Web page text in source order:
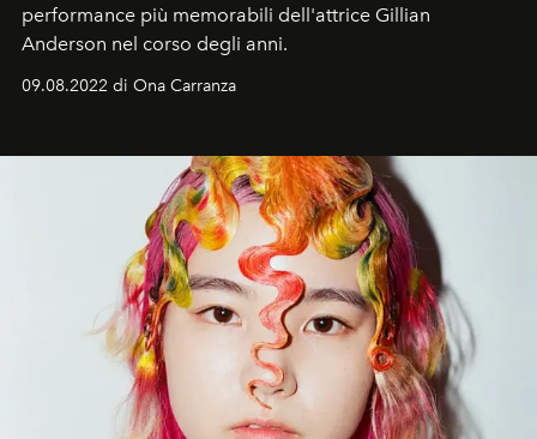
performance più memorabili dell'attrice Gillian
Anderson nel corso degli anni.
09.08.2022 di Ona Carranza